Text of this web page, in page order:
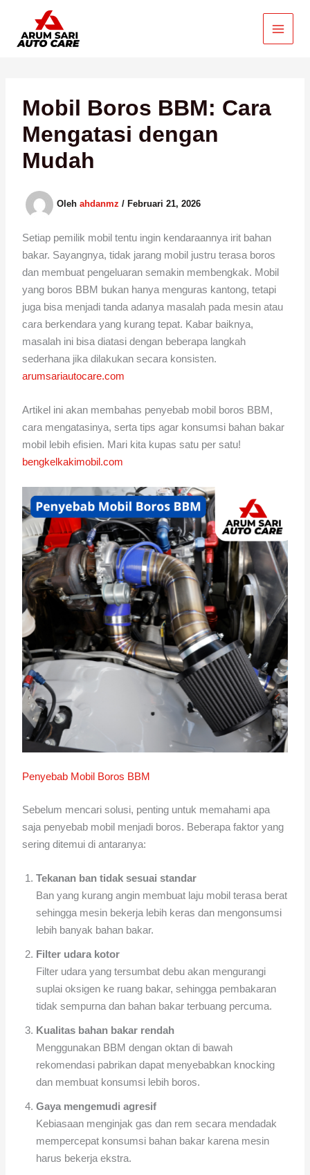
konten
Mobil Boros BBM: Cara
Mengatasi dengan
Mudah
Olehahdanmz/ Februari 21, 2026
Setiap pemilik mobil tentu ingin kendaraannya irit bahan
bakar. Sayangnya, tidak jarang mobil justru terasa boros
dan membuat pengeluaran semakin membengkak. Mobil
yang boros BBM bukan hanya menguras kantong, tetapi
juga bisa menjadi tanda adanya masalah pada mesin atau
cara berkendara yang kurang tepat. Kabar baiknya,
masalah ini bisa diatasi dengan beberapa langkah
sederhana jika dilakukan secara konsisten.
arumsariautocare.com
Artikel ini akan membahas penyebab mobil boros BBM,
cara mengatasinya, serta tips agar konsumsi bahan bakar
mobil lebih efisien. Mari kita kupas satu per satu!
bengkelkakimobil.com
Penyebab Mobil Boros BBM
Sebelum mencari solusi, penting untuk memahami apa
saja penyebab mobil menjadi boros. Beberapa faktor yang
sering ditemui di antaranya:
Tekanan ban tidak sesuai standar
Ban yang kurang angin membuat laju mobil terasa berat
sehingga mesin bekerja lebih keras dan mengonsumsi
lebih banyak bahan bakar.
Filter udara kotor
Filter udara yang tersumbat debu akan mengurangi
suplai oksigen ke ruang bakar, sehingga pembakaran
tidak sempurna dan bahan bakar terbuang percuma.
Kualitas bahan bakar rendah
Menggunakan BBM dengan oktan di bawah
rekomendasi pabrikan dapat menyebabkan knocking
dan membuat konsumsi lebih boros.
Gaya mengemudi agresif
Kebiasaan menginjak gas dan rem secara mendadak
mempercepat konsumsi bahan bakar karena mesin
harus bekerja ekstra.